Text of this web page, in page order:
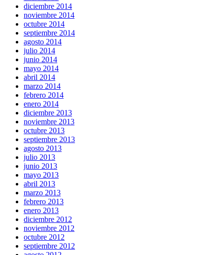
diciembre 2014
noviembre 2014
octubre 2014
septiembre 2014
agosto 2014
julio 2014
junio 2014
mayo 2014
abril 2014
marzo 2014
febrero 2014
enero 2014
diciembre 2013
noviembre 2013
octubre 2013
septiembre 2013
agosto 2013
julio 2013
junio 2013
mayo 2013
abril 2013
marzo 2013
febrero 2013
enero 2013
diciembre 2012
noviembre 2012
octubre 2012
septiembre 2012